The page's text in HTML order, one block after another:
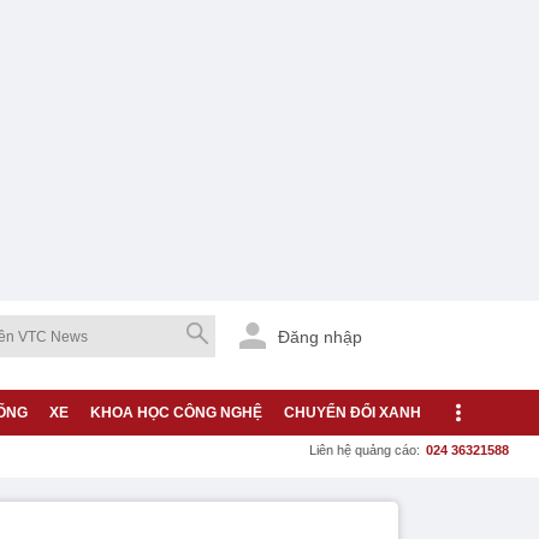
Đăng nhập
XE KHOA HỌC CÔNG NGHỆ CHUYỂN ĐỔI XANH
Liên hệ quảng cáo: 024 36321588